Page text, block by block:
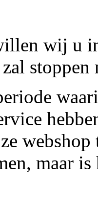
wij u
stoppen
maar